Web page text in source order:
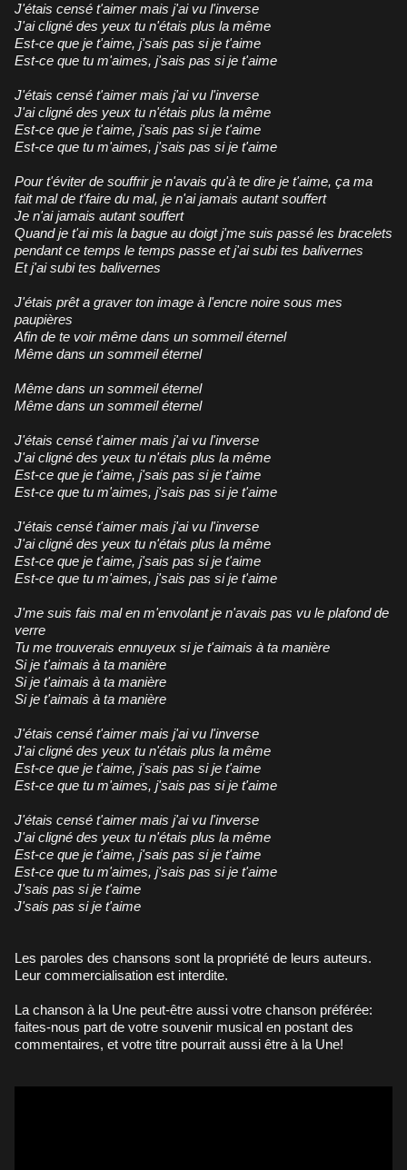
J'étais censé t'aimer mais j'ai vu l'inverse
J'ai cligné des yeux tu n'étais plus la même
Est-ce que je t'aime, j'sais pas si je t'aime
Est-ce que tu m'aimes, j'sais pas si je t'aime
J'étais censé t'aimer mais j'ai vu l'inverse
J'ai cligné des yeux tu n'étais plus la même
Est-ce que je t'aime, j'sais pas si je t'aime
Est-ce que tu m'aimes, j'sais pas si je t'aime
Pour t'éviter de souffrir je n'avais qu'à te dire je t'aime, ça ma
fait mal de t'faire du mal, je n'ai jamais autant souffert
Je n'ai jamais autant souffert
Quand je t'ai mis la bague au doigt j'me suis passé les bracelets
pendant ce temps le temps passe et j'ai subi tes balivernes
Et j'ai subi tes balivernes
J'étais prêt a graver ton image à l'encre noire sous mes
paupières
Afin de te voir même dans un sommeil éternel
Même dans un sommeil éternel
Même dans un sommeil éternel
Même dans un sommeil éternel
J'étais censé t'aimer mais j'ai vu l'inverse
J'ai cligné des yeux tu n'étais plus la même
Est-ce que je t'aime, j'sais pas si je t'aime
Est-ce que tu m'aimes, j'sais pas si je t'aime
J'étais censé t'aimer mais j'ai vu l'inverse
J'ai cligné des yeux tu n'étais plus la même
Est-ce que je t'aime, j'sais pas si je t'aime
Est-ce que tu m'aimes, j'sais pas si je t'aime
J'me suis fais mal en m'envolant je n'avais pas vu le plafond de
verre
Tu me trouverais ennuyeux si je t'aimais à ta manière
Si je t'aimais à ta manière
Si je t'aimais à ta manière
Si je t'aimais à ta manière
J'étais censé t'aimer mais j'ai vu l'inverse
J'ai cligné des yeux tu n'étais plus la même
Est-ce que je t'aime, j'sais pas si je t'aime
Est-ce que tu m'aimes, j'sais pas si je t'aime
J'étais censé t'aimer mais j'ai vu l'inverse
J'ai cligné des yeux tu n'étais plus la même
Est-ce que je t'aime, j'sais pas si je t'aime
Est-ce que tu m'aimes, j'sais pas si je t'aime
J'sais pas si je t'aime
J'sais pas si je t'aime
Les paroles des chansons sont la propriété de leurs auteurs.
Leur commercialisation est interdite.
La chanson à la Une peut-être aussi votre chanson préférée:
faites-nous part de votre souvenir musical en postant des
commentaires, et votre titre pourrait aussi être à la Une!